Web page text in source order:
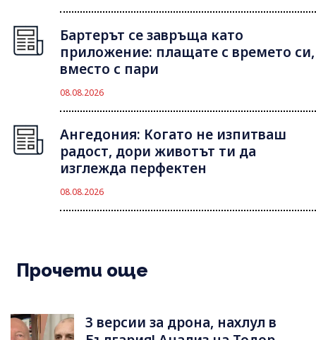
Бартерът се завръща като
приложение: плащате с времето си,
вместо с пари
08.08.2026
Ангедония: Когато не изпитваш
радост, дори животът ти да
изглежда перфектен
08.08.2026
Прочети още
3 версии за дрона, нахлул в